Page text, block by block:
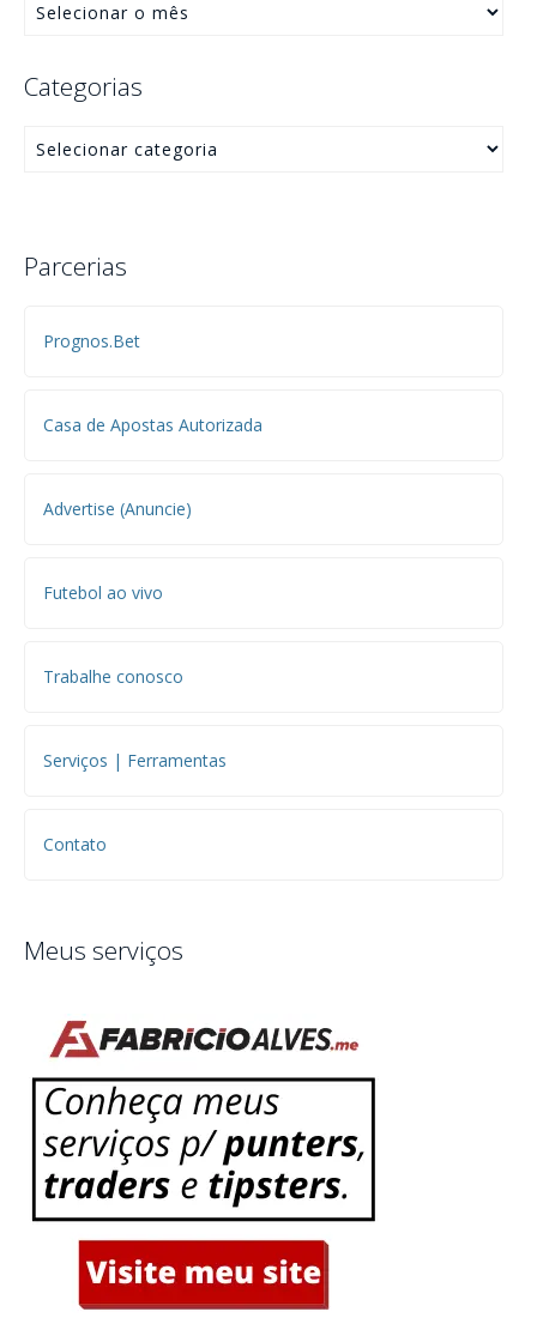
Categorias
Parcerias
Prognos.Bet
Casa de Apostas Autorizada
Advertise (Anuncie)
Futebol ao vivo
Trabalhe conosco
Serviços | Ferramentas
Contato
Meus serviços